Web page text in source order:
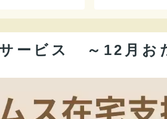
サービス ～12月